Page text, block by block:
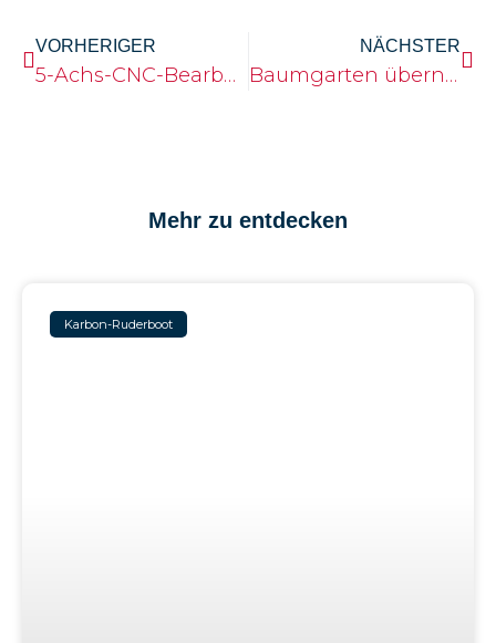
VORHERIGER
5-Achs-CNC-Bearbeitungszentrum
NÄCHSTER
Baumgarten übernimmt die Bootsformen von BBG
Mehr zu entdecken
Karbon-Ruderboot